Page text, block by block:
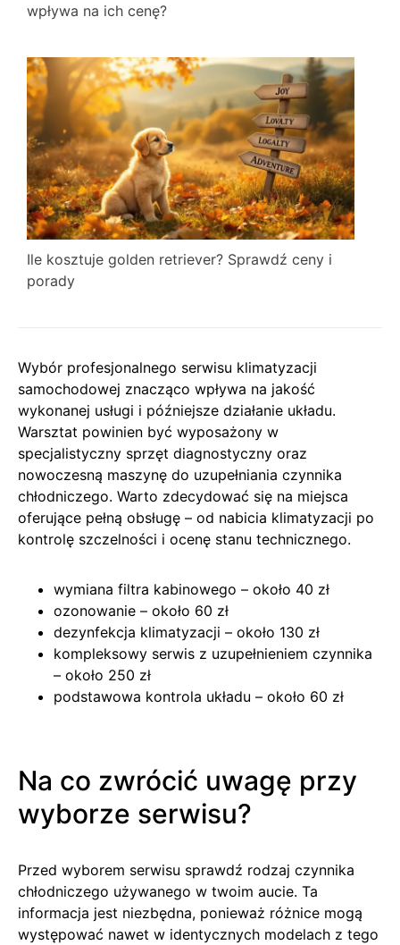
wpływa na ich cenę?
Ile kosztuje golden retriever? Sprawdź ceny i
porady
Wybór profesjonalnego serwisu klimatyzacji
samochodowej znacząco wpływa na jakość
wykonanej usługi i późniejsze działanie układu.
Warsztat powinien być wyposażony w
specjalistyczny sprzęt diagnostyczny oraz
nowoczesną maszynę do uzupełniania czynnika
chłodniczego. Warto zdecydować się na miejsca
oferujące pełną obsługę – od nabicia klimatyzacji po
kontrolę szczelności i ocenę stanu technicznego.
wymiana filtra kabinowego – około 40 zł
ozonowanie – około 60 zł
dezynfekcja klimatyzacji – około 130 zł
kompleksowy serwis z uzupełnieniem czynnika
– około 250 zł
podstawowa kontrola układu – około 60 zł
Na co zwrócić uwagę przy
wyborze serwisu?
Przed wyborem serwisu sprawdź rodzaj czynnika
chłodniczego używanego w twoim aucie. Ta
informacja jest niezbędna, ponieważ różnice mogą
występować nawet w identycznych modelach z tego